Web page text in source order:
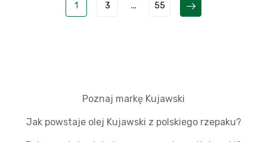
1 3 ... 55
Poznaj markę Kujawski
Jak powstaje olej Kujawski z polskiego rzepaku?